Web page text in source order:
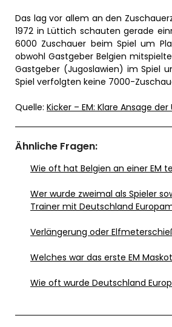
Das lag vor allem an den
1972 in Lüttich schauten gerade
6000 Zuschauer beim Spiel um
obwohl Gastgeber Belgien
Gastgeber (Jugoslawien) im Spiel
Spiel verfolgten keine 7000-
Quelle: Kicker – EM: Klare Ansage der
Ähnliche Fragen:
Wie oft hat Belgien an einer EM
Wer wurde zweimal als Spieler
Trainer mit Deutschland
Verlängerung oder
Welches war das erste EM
Wie oft wurde Deutschland